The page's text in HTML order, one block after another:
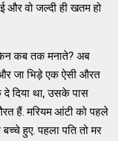
और वो जल्दी ही खतम हो
कब तक मनाते? अब
जा भिड़े एक ऐसी औरत
दिया था, उसके पास
हैं. मरियम आंटी को पहले
हुए. पहला पति तो मर